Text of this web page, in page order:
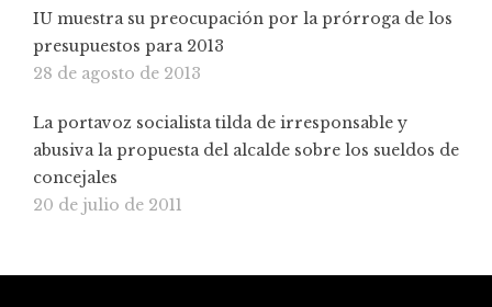
IU muestra su preocupación por la prórroga de los
presupuestos para 2013
28 de agosto de 2013
La portavoz socialista tilda de irresponsable y
abusiva la propuesta del alcalde sobre los sueldos de
concejales
20 de julio de 2011